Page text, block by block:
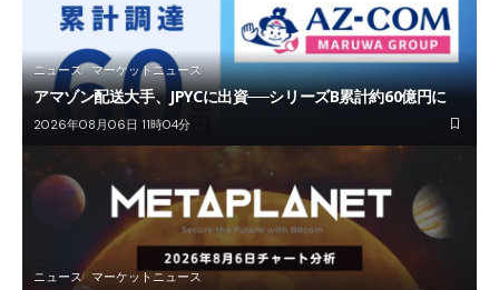
ニュース マーケットニュース
アマゾン配送大手、JPYCに出資──シリーズB累計約60億円に
2026年08月06日 11時04分
ニュース マーケットニュース